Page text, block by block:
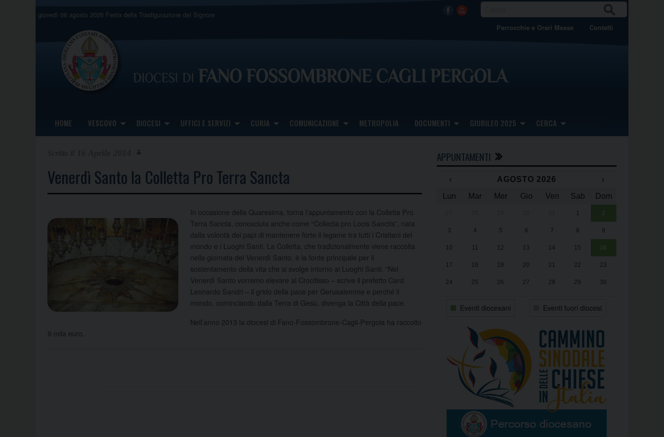
giovedì 06 agosto 2026 Festa della Trasfigurazione del Signore Facebook
Youtube CA
Parrocchie e Orari Messe Contatti
HOME VESCOVO DIOCESI UFFICI E SERVIZI CURIA COMUNICAZIONE METROPOLIA DOCUMENTI GIUBILEO 2025 CERCA
Venerdì Santo la Colletta Pro Terra Sancta
In occasione della Quaresima, torna l’appuntamento con la Colletta Pro
Terra Sancta, conosciuta anche come “Collecta pro Locis Sanctis”, nata
dalla volontà dei papi di mantenere forte il legame tra tutti i Cristiani del
mondo e i Luoghi Santi. La Colletta, che tradizionalmente viene raccolta
nella giornata del Venerdì Santo, è la fonte principale per il
sostentamento della vita che si svolge intorno ai Luoghi Santi. “Nel
Venerdì Santo vorremo elevare al Crocifisso – scrive il prefetto Card.
Leonardo Sandri – il grido della pace per Gerusalemme e perché il
mondo, cominciando dalla Terra di Gesù, divenga la Città della pace.
Nell’anno 2013 la diocesi di Fano-Fossombrone-Cagli-Pergola ha raccolto
9 mila euro.
APPUNTAMENTI
‹ AGOSTO 2026
›
Lun
Mar Mer Gio Ven Sab Dom
1 2
3 4 5 6 7 8 9
10 11 12 13 14 15 16
17 18 19 20 21 22 23
24 25 26 27 28 29 30
Eventi diocesani Eventi fuori diocesi